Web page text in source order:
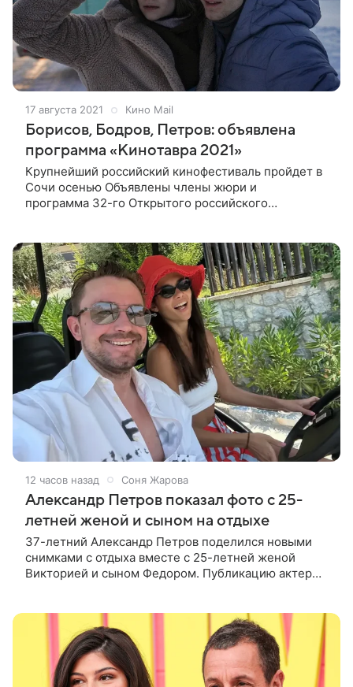
17 августа 2021 Кино Mail
Борисов, Бодров, Петров: объявлена
программа «Кинотавра 2021»
Крупнейший российский кинофестиваль пройдет в
Сочи осенью Объявлены члены жюри и
программа 32-го Открытого российского
жюри
12 часов назад Соня Жарова
Александр Петров показал фото с 25-
летней женой и сыном на отдыхе
37-летний Александр Петров поделился новыми
снимками с отдыха вместе с 25-летней женой
Викторией и сыном Федором. Публикацию актер